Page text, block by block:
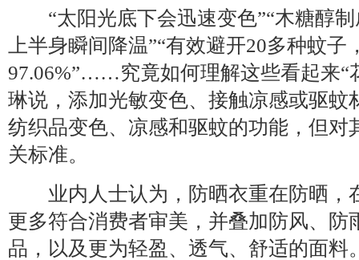
“太阳光底下会迅速变色”“木糖醇制
上半身瞬间降温”“有效避开20多种蚊子
97.06%”……究竟如何理解这些看起来“
琳说，添加光敏变色、接触凉感或驱蚊
纺织品变色、凉感和驱蚊的功能，但对
关标准。
业内人士认为，防晒衣重在防晒，
更多符合消费者审美，并叠加防风、防
品，以及更为轻盈、透气、舒适的面料